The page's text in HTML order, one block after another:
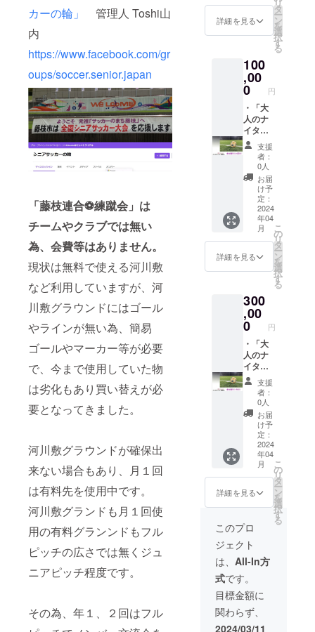
カーの輪」
管理人 Toshi山
内
https://www.facebook.com/gr
oups/soccer.senior.japan
「藤枝連合⚽練蹴会」は
チームやクラブでは無い
為、会費等はありません。
現状は無料で使える河川敷
など利用していますが、河
川敷グラウンドにはゴール
やラインが無い為、簡易
ゴールやマーカー等が必要
で、今まで使用していた物
は劣化もあり買い替えが必
要となってきました。
河川敷グラウンドが確保出
来ない場合もあり、月１回
は有料先を使用中です。
河川敷グランドも月１回使
用の有料グランンドもフル
ピッチの広さでは無くジュ
ニアピッチ程度です。
その為、年１、２回はフル
のナイ
ター練
蹴会」
2024年
内12回
限りで
す。
詳細を見る
リ
タ
ー
ン
を
選
択
す
る
100
,00
0 円
・「大
人のナ
イター
練蹴
会」参
加権利
（2４回
分）
・ サ
ンクス
レター
「大人
のナイ
ター練
蹴会」
2024年
内24回
限りで
す。
支援
者：
0人
お届
け予
定：
2024
年04
月
詳細を見る
こ
の
リ
タ
ー
ン
を
選
択
す
る
300
,00
0 円
・「大
人のナ
イター
練蹴
会」参
加権利
（1年
分）
・ サ
ンクス
レター
「大人
のナイ
ター練
蹴会」
利は
2024年
内限り
です。
（１年
分/52回
開催予
定）
支援
者：
0人
お届
け予
定：
2024
年04
月
詳細を見る
こ
の
リ
タ
ー
ン
を
選
択
す
る
このプロ
ジェクト
は、 All-In方
式です。
目標金額に
関わらず、
2024/03/11